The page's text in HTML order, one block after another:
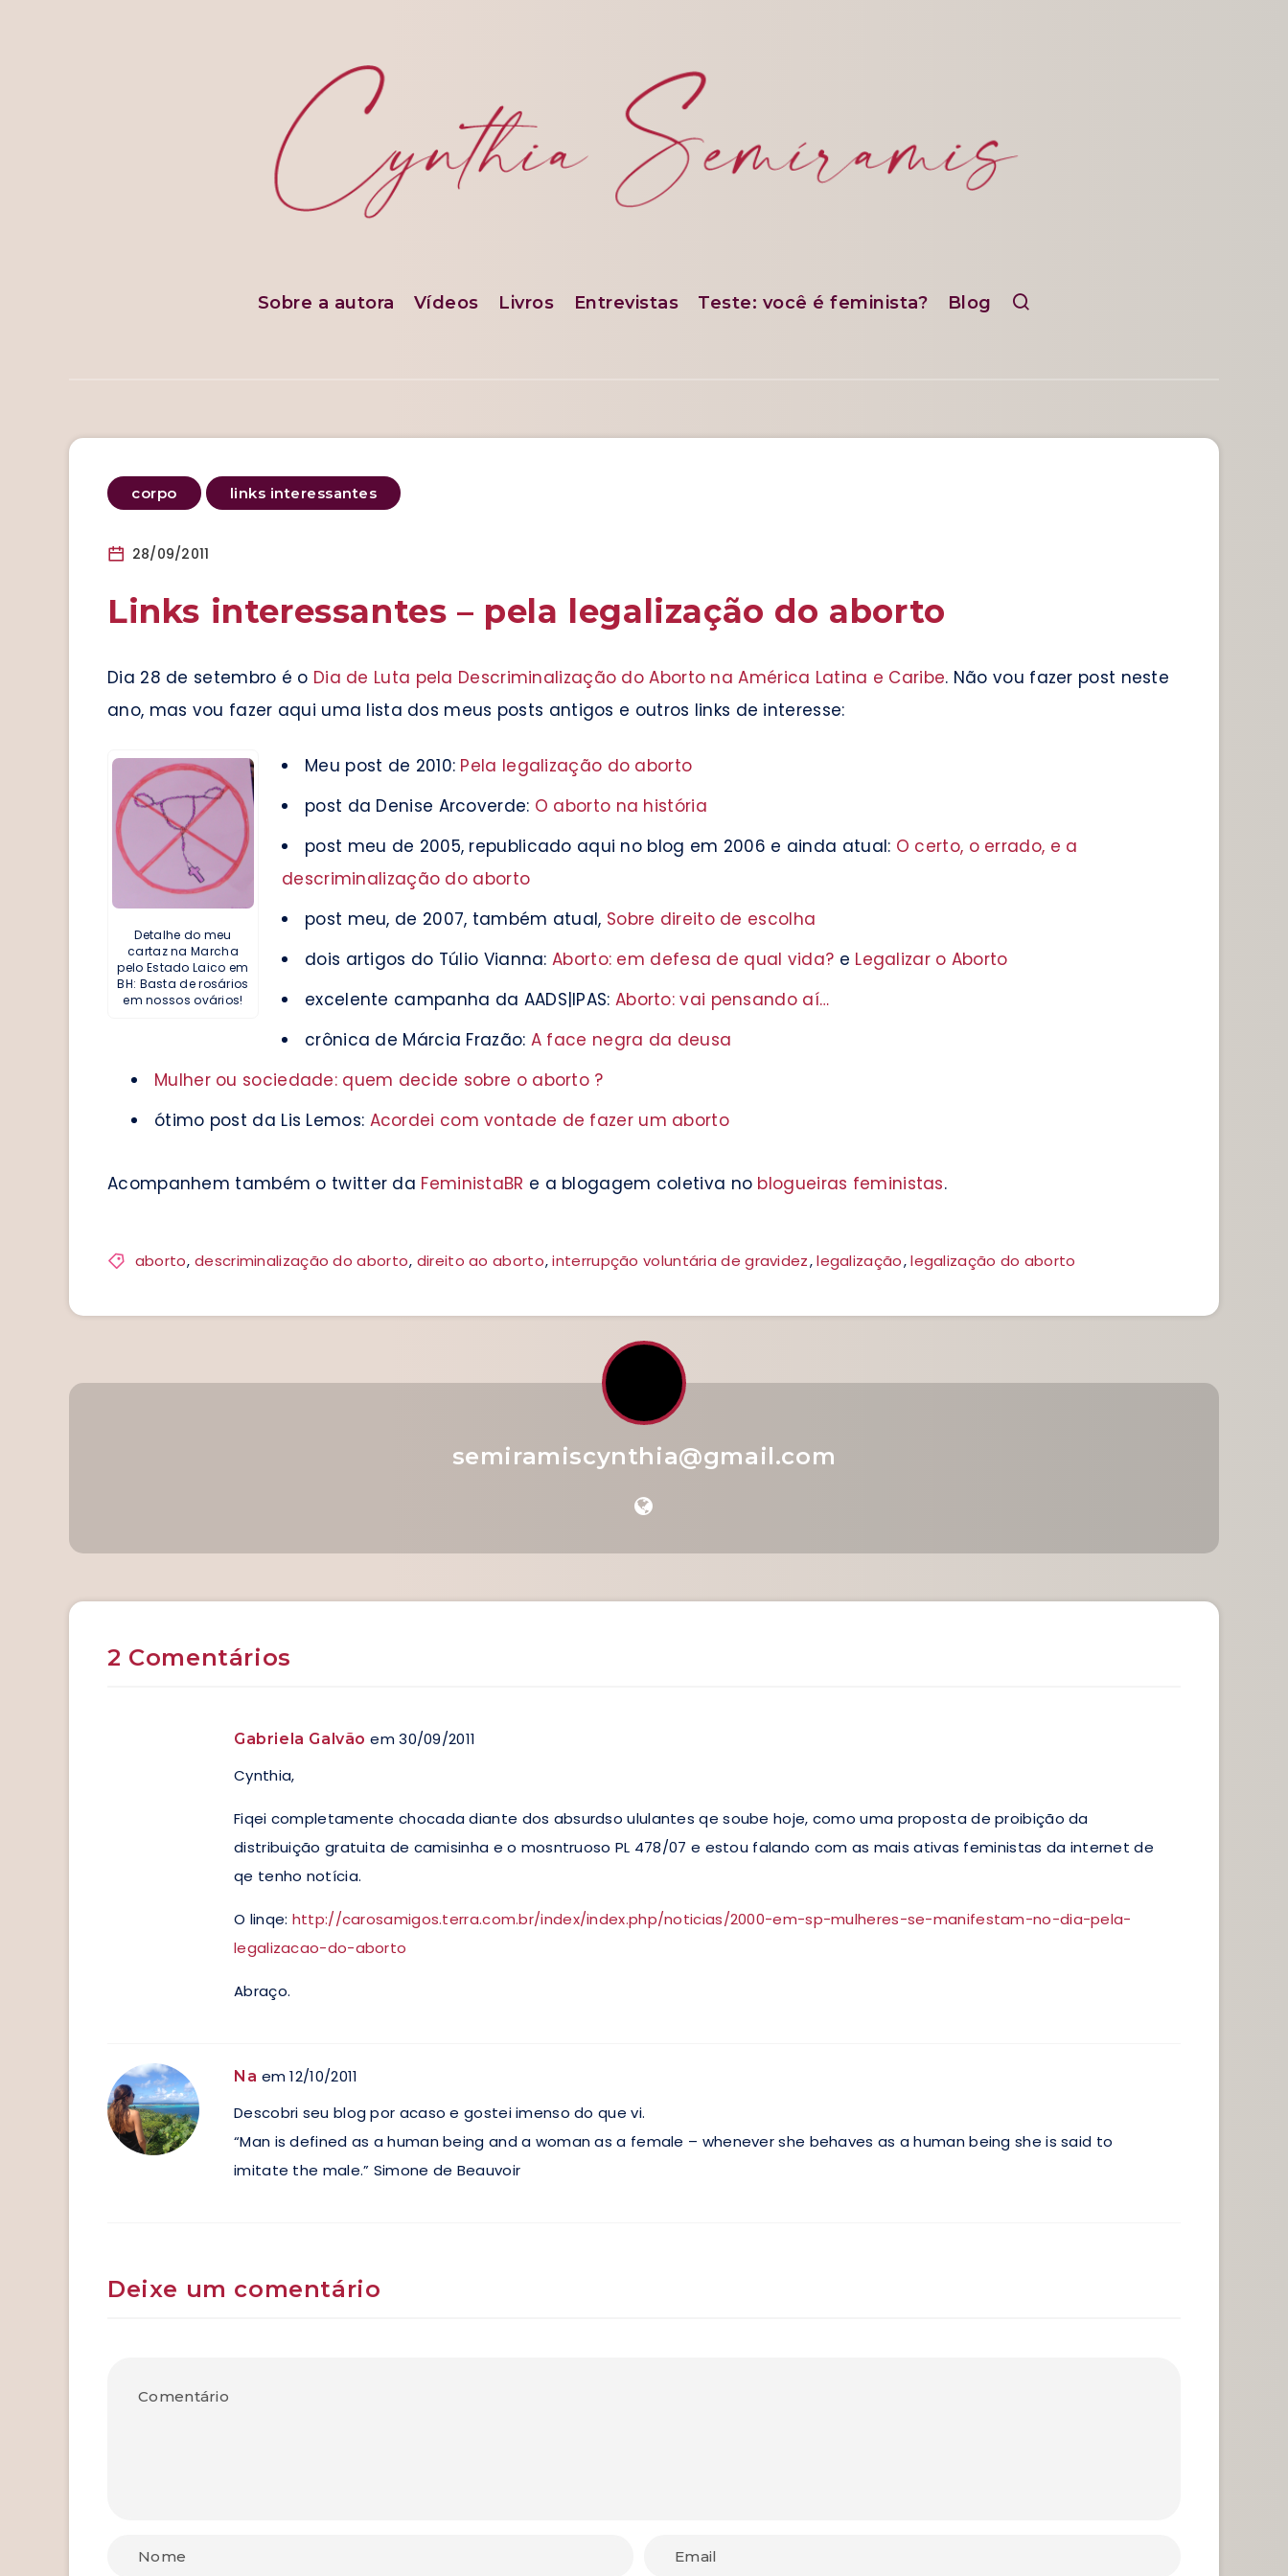
Sobre a autora Vídeos Livros Entrevistas Teste: você é feminista? Blog
corpo links interessantes
28/09/2011
Links interessantes – pela legalização do aborto
Dia 28 de setembro é o Dia de Luta pela Descriminalização do Aborto na América Latina e Caribe. Não vou fazer post neste
ano, mas vou fazer aqui uma lista dos meus posts antigos e outros links de interesse:
Detalhe do meu
cartaz na Marcha
pelo Estado Laico em
BH: Basta de rosários
em nossos ovários!
Meu post de 2010: Pela legalização do aborto
post da Denise Arcoverde: O aborto na história
post meu de 2005, republicado aqui no blog em 2006 e ainda atual: O certo, o errado, e a
descriminalização do aborto
post meu, de 2007, também atual, Sobre direito de escolha
dois artigos do Túlio Vianna:Aborto: em defesa de qual vida? e Legalizar o Aborto
excelente campanha da AADS|IPAS: Aborto: vai pensando aí…
crônica de Márcia Frazão: A face negra da deusa
Mulher ou sociedade: quem decide sobre o aborto ?
ótimo post da Lis Lemos: Acordei com vontade de fazer um aborto
Acompanhem também o twitter da FeministaBR e a blogagem coletiva no blogueiras feministas.
aborto,descriminalização do aborto, direito ao aborto,interrupção voluntária de gravidez,legalização,legalização do aborto
semiramiscynthia@gmail.com
2 Comentários
Gabriela Galvão em 30/09/2011
Cynthia,
Fiqei completamente chocada diante dos absurdso ululantes qe soube hoje, como uma proposta de proibição da
distribuição gratuita de camisinha e o mosntruoso PL 478/07 e estou falando com as mais ativas feministas da internet de
qe tenho notícia.
O linqe: http://carosamigos.terra.com.br/index/index.php/noticias/2000-em-sp-mulheres-se-manifestam-no-dia-pela-
legalizacao-do-aborto
Abraço.
Na em 12/10/2011
Descobri seu blog por acaso e gostei imenso do que vi.
“Man is defined as a human being and a woman as a female – whenever she behaves as a human being she is said to
imitate the male.” Simone de Beauvoir
Deixe um comentário